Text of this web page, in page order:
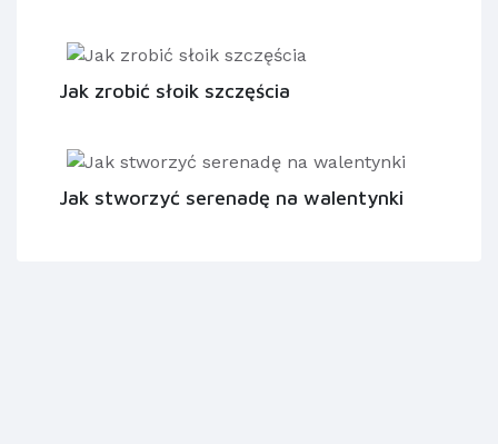
Jak zrobić słoik szczęścia
Jak stworzyć serenadę na walentynki